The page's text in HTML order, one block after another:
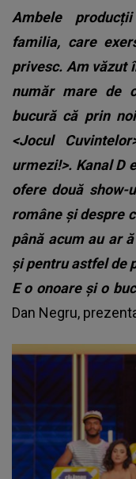
Ambele
familia, care
privesc. Am văzut
număr mare de
bucură că prin
<Jocul
urmezi!>. Kanal D
ofere două show-
române și despre
până acum au ară
și pentru astfel de
E o onoare și o
Dan Negru,